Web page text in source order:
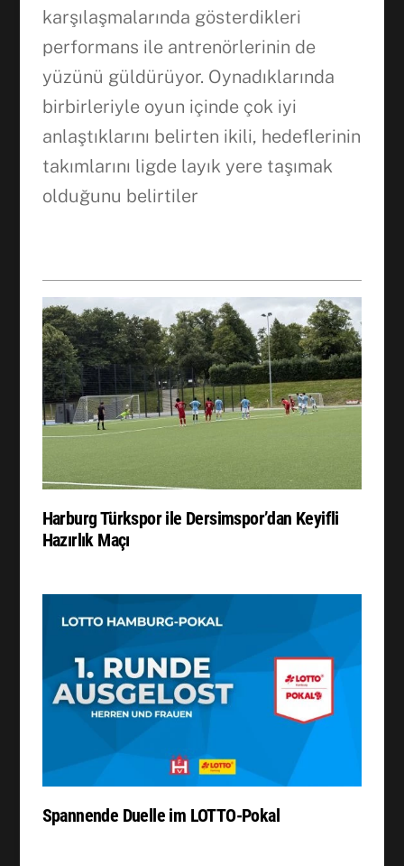
karşılaşmalarında gösterdikleri
performans ile antrenörlerinin de
yüzünü güldürüyor. Oynadıklarında
birbirleriyle oyun içinde çok iyi
anlaştıklarını belirten ikili, hedeflerinin
takımlarını ligde layık yere taşımak
olduğunu belirtiler
Harburg Türkspor ile Dersimspor’dan Keyifli
Hazırlık Maçı
Spannende Duelle im LOTTO-Pokal